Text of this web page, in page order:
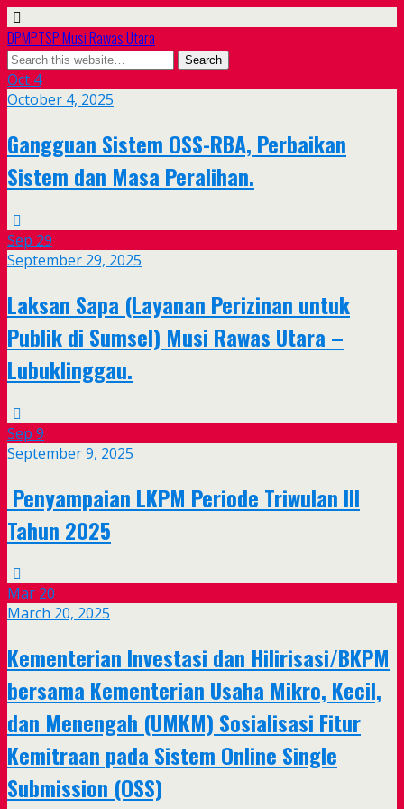
DPMPTSP Musi Rawas Utara
Oct 4
October 4, 2025
Gangguan Sistem OSS-RBA, Perbaikan
Sistem dan Masa Peralihan.
Sep 29
September 29, 2025
Laksan Sapa (Layanan Perizinan untuk
Publik di Sumsel) Musi Rawas Utara –
Lubuklinggau.
Sep 9
September 9, 2025
Penyampaian LKPM Periode Triwulan III
Tahun 2025
Mar 20
March 20, 2025
Kementerian Investasi dan Hilirisasi/BKPM
bersama Kementerian Usaha Mikro, Kecil,
dan Menengah (UMKM) Sosialisasi Fitur
Kemitraan pada Sistem Online Single
Submission (OSS)